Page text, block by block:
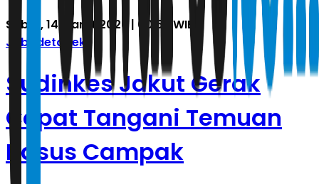
Sabtu, 14 Maret 2026 | 00.55 WIB
Jabodetabek
Sudinkes Jakut Gerak
Cepat Tangani Temuan
Kasus Campak